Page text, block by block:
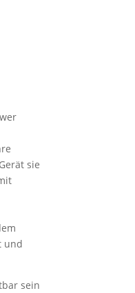
sie
und
sein